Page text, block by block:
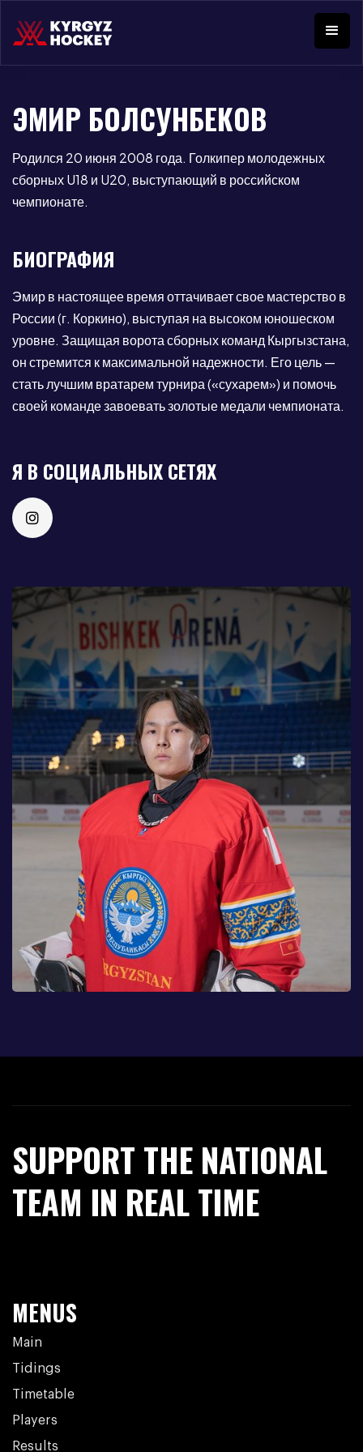
ЭМИР БОЛСУНБЕКОВ
Родился 20 июня 2008 года. Голкипер молодежных
сборных U18 и U20, выступающий в российском
чемпионате.
БИОГРАФИЯ
Эмир в настоящее время оттачивает свое мастерство в
России (г. Коркино), выступая на высоком юношеском
уровне. Защищая ворота сборных команд Кыргызстана,
он стремится к максимальной надежности. Его цель —
стать лучшим вратарем турнира («сухарем») и помочь
своей команде завоевать золотые медали чемпионата.
Я В СОЦИАЛЬНЫХ СЕТЯХ

SUPPORT THE NATIONAL
TEAM IN REAL TIME
MENUS
Main
Tidings
Timetable
Players
Results